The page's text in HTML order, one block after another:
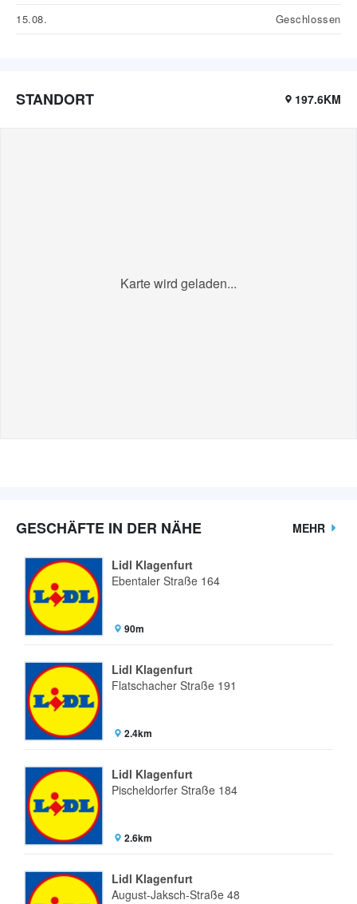
15.08.
Geschlossen
STANDORT 197.6KM
Karte wird geladen...
GESCHÄFTE IN DER NÄHE MEHR
Lidl Klagenfurt
Ebentaler Straße 164
90m
Lidl Klagenfurt
Flatschacher Straße 191
2.4km
Lidl Klagenfurt
Pischeldorfer Straße 184
2.6km
Lidl Klagenfurt
August-Jaksch-Straße 48